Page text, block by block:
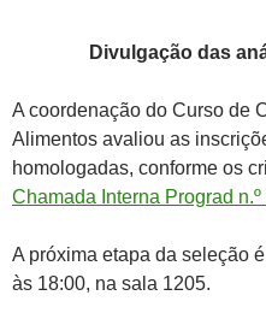
Divulgação das
A coordenação do Curso de
Alimentos avaliou as
homologadas, conforme os
Chamada Interna Prograd
A próxima etapa da seleção
às 18:00, na sala 1205.